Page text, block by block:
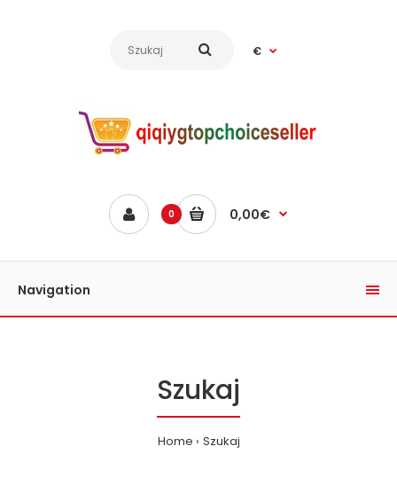
€
0 0,00€
Navigation
Szukaj
Home Szukaj